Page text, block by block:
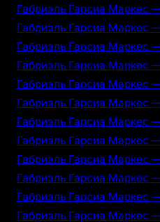
Габриэль Гарсиа Маркес
Габриэль Гарсиа Маркес
Габриэль Гарсиа Маркес
Габриэль Гарсиа Маркес
Габриэль Гарсиа Маркес
Габриэль Гарсиа Маркес
Габриэль Гарсиа Маркес
Габриэль Гарсиа Маркес
Габриэль Гарсиа Маркес
Габриэль Гарсиа Маркес
Габриэль Гарсиа Маркес
Габриэль Гарсиа Маркес